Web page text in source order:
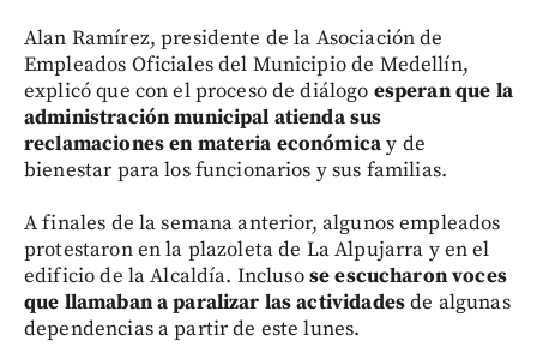
Alan Ramírez, presidente de la Asociación de
Empleados Oficiales del Municipio de Medellín,
explicó que con el proceso de diálogo esperan que la
administración municipal atienda sus
reclamaciones en materia económicay de
bienestar para los funcionarios y sus familias.
A finales de la semana anterior, algunos empleados
protestaron en la plazoleta de La Alpujarra y en el
edificio de la Alcaldía. Inclusose escucharon voces
que llamaban a paralizar las actividadesde algunas
dependencias a partir de este lunes.